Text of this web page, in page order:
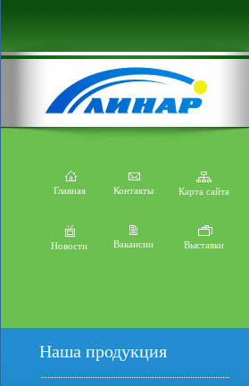
Главная Контакты Карта сайта
Новости Вакансии Выставки
Наша продукция